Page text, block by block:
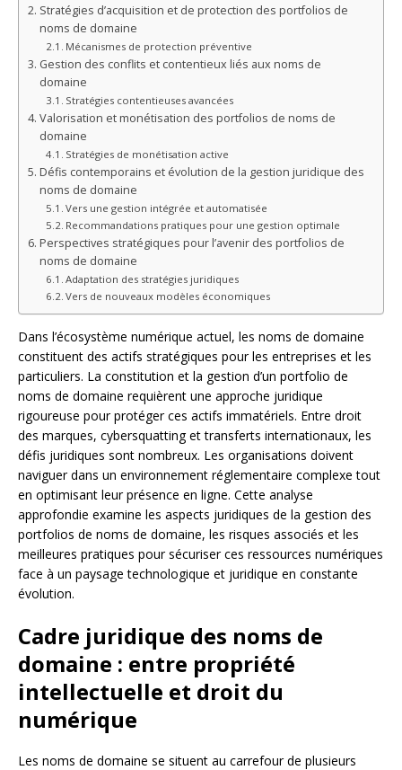
Stratégies d’acquisition et de protection des portfolios de
noms de domaine
Mécanismes de protection préventive
Gestion des conflits et contentieux liés aux noms de
domaine
Stratégies contentieuses avancées
Valorisation et monétisation des portfolios de noms de
domaine
Stratégies de monétisation active
Défis contemporains et évolution de la gestion juridique des
noms de domaine
Vers une gestion intégrée et automatisée
Recommandations pratiques pour une gestion optimale
Perspectives stratégiques pour l’avenir des portfolios de
noms de domaine
Adaptation des stratégies juridiques
Vers de nouveaux modèles économiques
Dans l’écosystème numérique actuel, les noms de domaine
constituent des actifs stratégiques pour les entreprises et les
particuliers. La constitution et la gestion d’un portfolio de
noms de domaine requièrent une approche juridique
rigoureuse pour protéger ces actifs immatériels. Entre droit
des marques, cybersquatting et transferts internationaux, les
défis juridiques sont nombreux. Les organisations doivent
naviguer dans un environnement réglementaire complexe tout
en optimisant leur présence en ligne. Cette analyse
approfondie examine les aspects juridiques de la gestion des
portfolios de noms de domaine, les risques associés et les
meilleures pratiques pour sécuriser ces ressources numériques
face à un paysage technologique et juridique en constante
évolution.
Cadre juridique des noms de
domaine : entre propriété
intellectuelle et droit du
numérique
Les noms de domaine se situent au carrefour de plusieurs